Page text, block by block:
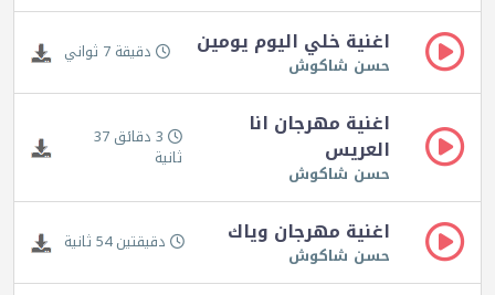
اغنية خلي اليوم يومين
حسن شاكوش دقيقة 7 ثواني
اغنية مهرجان انا
العريس
حسن شاكوش
3 دقائق 37
ثانية
اغنية مهرجان وياك
حسن شاكوش دقيقتين 54 ثانية